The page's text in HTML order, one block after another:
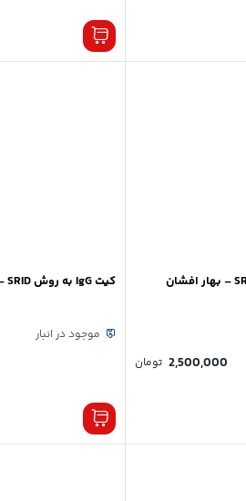
2,500,000 تومان
کیت IgG به روش SRID – بهار افشان
موجود در انبار